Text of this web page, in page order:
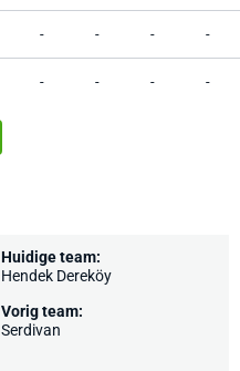
- - - -
- - - -
Huidige team:
Hendek Dereköy
Vorig team:
Serdivan